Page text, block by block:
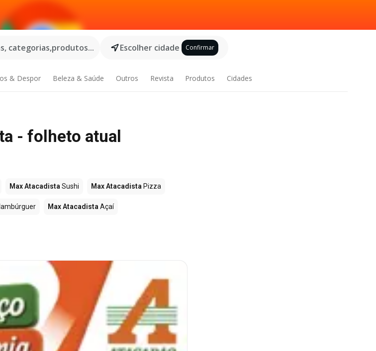
categorias,produtos...
Escolher cidade Confirmar
& Despor Beleza & Saúde Outros Revista Produtos Cidades
- folheto atual
Max Atacadista Sushi Max Atacadista Pizza
Max Atacadista Açaí